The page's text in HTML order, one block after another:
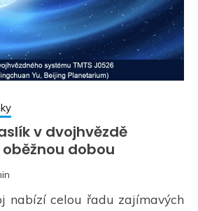
v dvojhvězdě
dobou
nabízí celou řadu zajímavých